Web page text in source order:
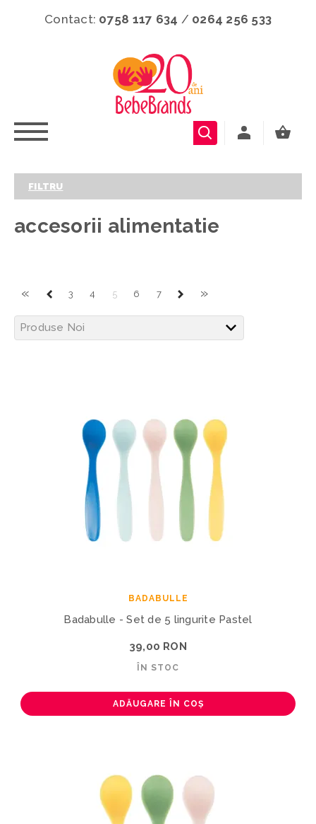
Contact: 0758 117 634 / 0264 256 533
FILTRU
accesorii alimentatie
« 3 4 5 6 7 »
BADABULLE
Badabulle - Set de 5 lingurite Pastel
39,00 RON
ÎN STOC
ADĂUGARE ÎN COȘ